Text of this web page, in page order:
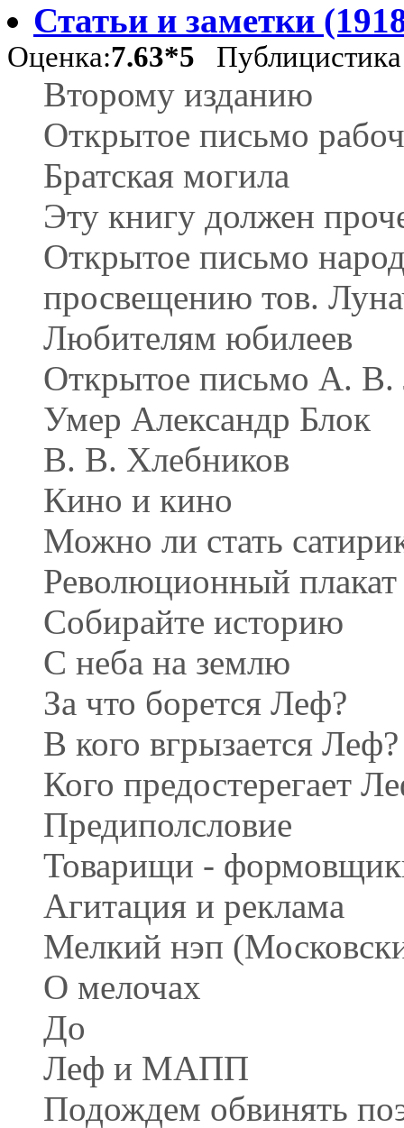
Статьи и заметки
Оценка:7.63*5 Публицистика
Второму изданию
Открытое письмо
Братская могила
Эту книгу должен
Открытое письмо
просвещению тов.
Любителям юбилеев
Открытое письмо А. В.
Умер Александр Блок
В. В. Хлебников
Кино и кино
Можно ли стать
Революционный плакат
Собирайте историю
С неба на землю
За что борется Леф?
В кого вгрызается Леф?
Кого предостерегает
Предиполсловие
Товарищи -
Агитация и реклама
Мелкий нэп
О мелочах
До
Леф и МАПП
Подождем обвинять